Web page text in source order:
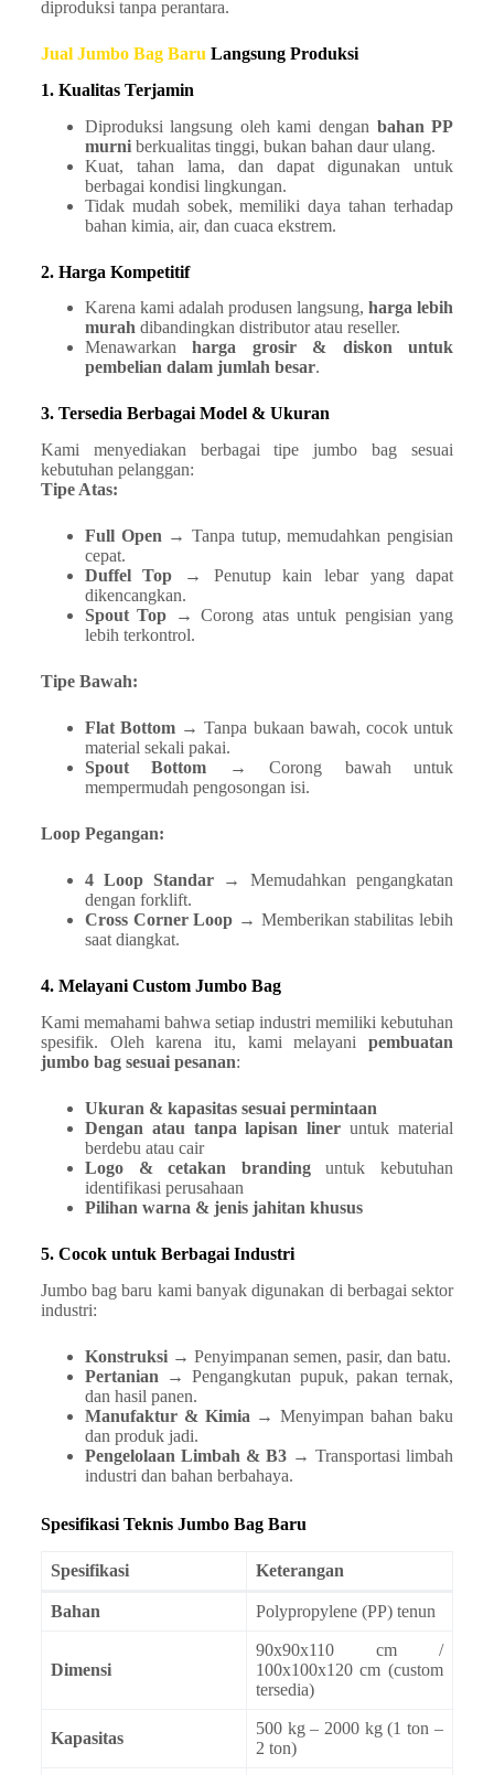
diproduksi tanpa perantara.
Jual Jumbo Bag Baru Langsung Produksi
1. Kualitas Terjamin
Diproduksi langsung oleh kami dengan bahan PP
murniberkualitas tinggi, bukan bahan daur ulang.
Kuat, tahan lama, dan dapat digunakan untuk
berbagai kondisi lingkungan.
Tidak mudah sobek, memiliki daya tahan terhadap
bahan kimia, air, dan cuaca ekstrem.
2. Harga Kompetitif
Karena kami adalah produsen langsung,harga lebih
murah dibandingkan distributor atau reseller.
Menawarkanharga grosir & diskon untuk
pembelian dalam jumlah besar.
3. Tersedia Berbagai Model & Ukuran
Kami menyediakan berbagai tipe jumbo bag sesuai
kebutuhan pelanggan:
Tipe Atas:
Full Open → Tanpa tutup, memudahkan pengisian
cepat.
Duffel Top → Penutup kain lebar yang dapat
dikencangkan.
Spout Top → Corong atas untuk pengisian yang
lebih terkontrol.
Tipe Bawah:
Flat Bottom → Tanpa bukaan bawah, cocok untuk
material sekali pakai.
Spout Bottom → Corong bawah untuk
mempermudah pengosongan isi.
Loop Pegangan:
4 Loop Standar→ Memudahkan pengangkatan
dengan forklift.
Cross Corner Loop → Memberikan stabilitas lebih
saat diangkat.
4. Melayani Custom Jumbo Bag
Kami memahami bahwa setiap industri memiliki kebutuhan
spesifik. Oleh karena itu, kami melayanipembuatan
jumbo bag sesuai pesanan:
Ukuran & kapasitas sesuai permintaan
Dengan atau tanpa lapisan liner untuk material
berdebu atau cair
Logo & cetakan brandinguntuk kebutuhan
identifikasi perusahaan
Pilihan warna & jenis jahitan khusus
5. Cocok untuk Berbagai Industri
Jumbo bag baru kami banyak digunakan di berbagai sektor
industri:
Konstruksi→ Penyimpanan semen, pasir, dan batu.
Pertanian → Pengangkutan pupuk, pakan ternak,
dan hasil panen.
Manufaktur & Kimia → Menyimpan bahan baku
dan produk jadi.
Pengelolaan Limbah & B3 → Transportasi limbah
industri dan bahan berbahaya.
Spesifikasi Teknis Jumbo Bag Baru
Spesifikasi Keterangan
Bahan Polypropylene (PP) tenun
Dimensi
90x90x110 cm /
100x100x120 cm (custom
tersedia)
Kapasitas
500 kg – 2000 kg (1 ton –
2 ton)